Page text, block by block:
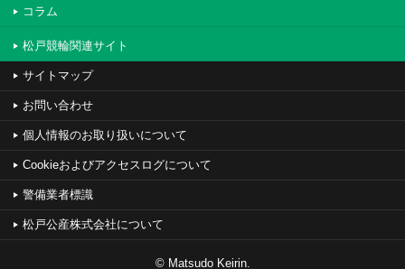
コラム
松戸競輪関連サイト
サイトマップ
お問い合わせ
個人情報のお取り扱いについて
Cookieおよびアクセスログについて
警備業者標識
松戸公産株式会社について
© Matsudo Keirin.